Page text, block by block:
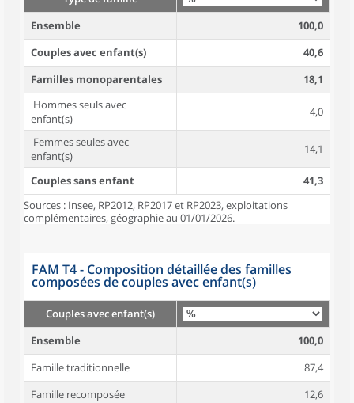
Ensemble
100,0
Couples avec enfant(s)
40,6
Familles monoparentales
18,1
Hommes seuls avec
enfant(s)
4,0
Femmes seules avec
enfant(s)
14,1
Couples sans enfant
41,3
Sources : Insee, RP2012, RP2017 et RP2023, exploitations
complémentaires, géographie au 01/01/2026.
FAM T4 - Composition détaillée des familles
composées de couples avec enfant(s)
Couples avec enfant(s)
Ensemble
100,0
Famille traditionnelle
87,4
Famille recomposée
12,6